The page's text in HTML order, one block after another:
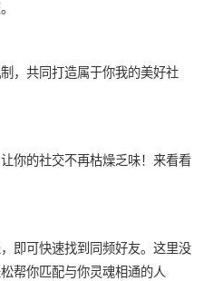
，共同打造属于你我的美好社
你的社交不再枯燥乏味！来看看
即可快速找到同频好友。这里没
帮你匹配与你灵魂相通的人